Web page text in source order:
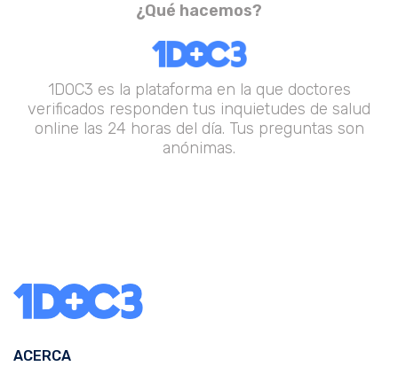
¿Qué hacemos?
1DOC3 es la plataforma en la que doctores
verificados responden tus inquietudes de salud
online las 24 horas del día. Tus preguntas son
anónimas.
ACERCA